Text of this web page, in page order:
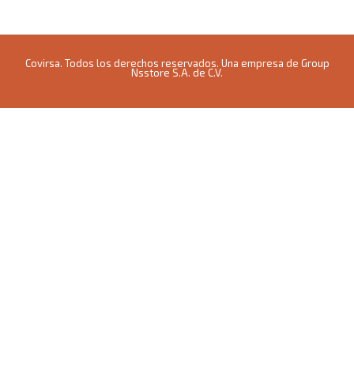
Covirsa. Todos los derechos reservados. Una empresa de Group
Nsstore S.A. de C.V.